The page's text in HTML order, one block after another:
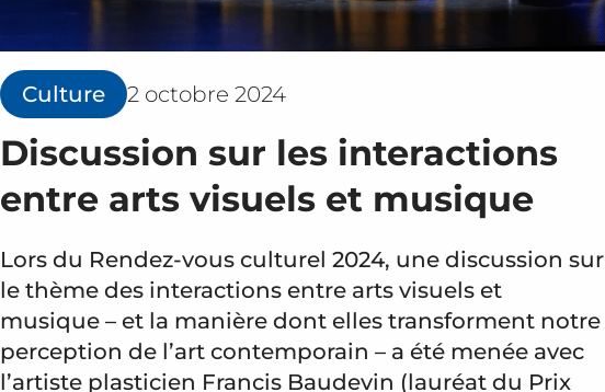
Culture 2 octobre 2024
Discussion sur les interactions
entre arts visuels et musique
Lors du Rendez-vous culturel 2024, une discussion sur
le thème des interactions entre arts visuels et
musique – et la manière dont elles transforment notre
perception de l’art contemporain – a été menée avec
l’artiste plasticien Francis Baudevin (lauréat du Prix